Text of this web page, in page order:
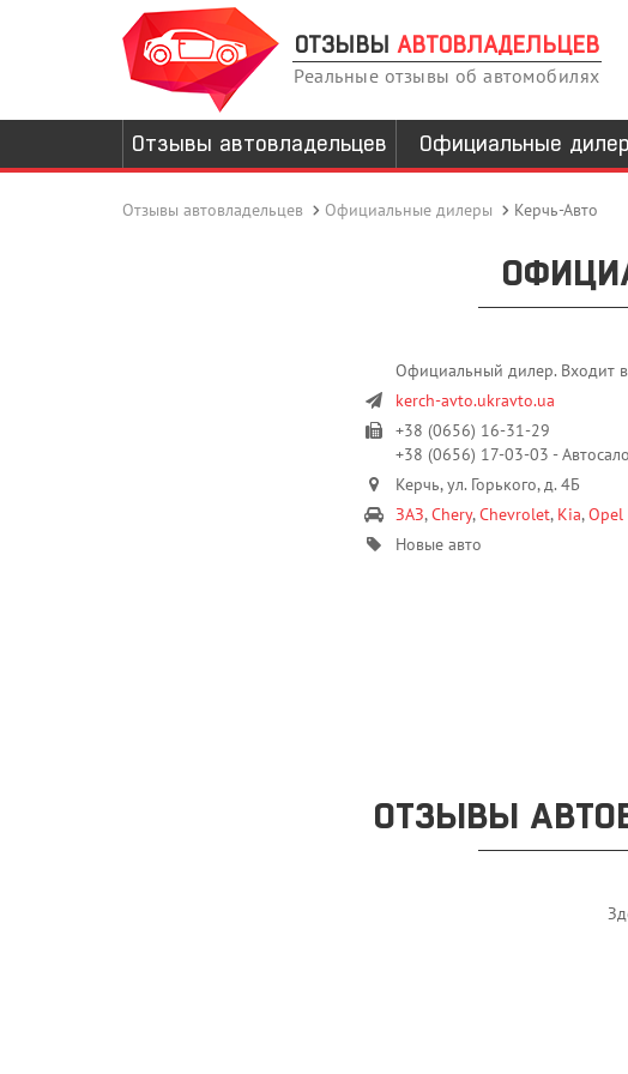
ОТЗЫВЫ АВТОВЛАДЕЛЬЦЕВ
Реальные отзывы об автомобилях
Отзывы автовладельцев Официальные
Отзывы автовладельцев Официальные дилеры Керчь-Авто
Официальный дилер. Входит в
kerch-avto.ukravto.ua
+38 (0656) 16-31-29
+38 (0656) 17-03-03 -
Керчь, ул. Горького, д. 4Б
ЗАЗ,Chery,Chevrolet, Kia,Opel
Новые авто
ОТЗЫВЫ